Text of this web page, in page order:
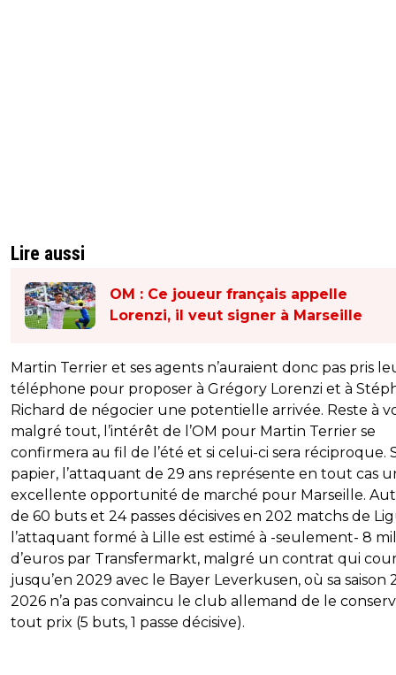
Lire aussi
OM : Ce joueur français appelle
Lorenzi, il veut signer à Marseille
Martin Terrier et ses agents n’auraient donc pas pris
téléphone pour proposer à Grégory Lorenzi et à
Richard de négocier une potentielle arrivée. Reste à
malgré tout, l’intérêt de l’OM pour Martin Terrier se
confirmera au fil de l’été et si celui-ci sera réciproque.
papier, l’attaquant de 29 ans représente en tout cas
excellente opportunité de marché pour Marseille.
de 60 buts et 24 passes décisives en 202 matchs de
l’attaquant formé à Lille est estimé à -seulement- 8
d’euros par Transfermarkt, malgré un contrat qui
jusqu’en 2029 avec le Bayer Leverkusen, où sa saison
2026 n’a pas convaincu le club allemand de le
tout prix (5 buts, 1 passe décisive).